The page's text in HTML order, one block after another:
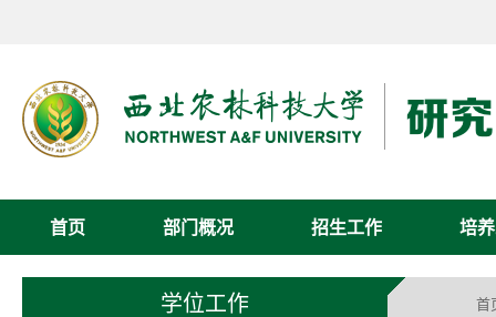
首页 部门概况 招生工作 培
学位工作 首